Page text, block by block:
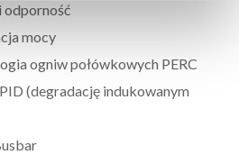
odporność
mocy
ogniw połówkowych PERC
(degradację indukowanym